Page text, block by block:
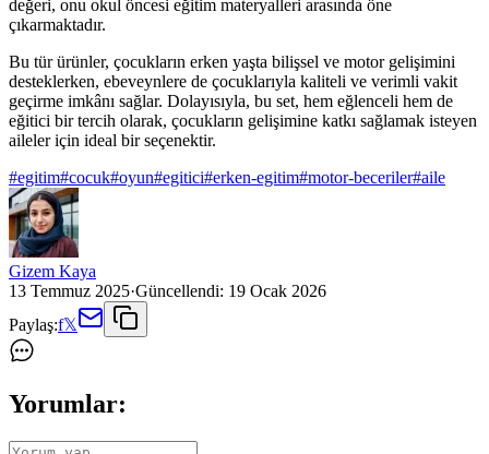
değeri, onu okul öncesi eğitim materyalleri arasında öne
çıkarmaktadır.
Bu tür ürünler, çocukların erken yaşta bilişsel ve motor gelişimini
desteklerken, ebeveynlere de çocuklarıyla kaliteli ve verimli vakit
geçirme imkânı sağlar. Dolayısıyla, bu set, hem eğlenceli hem de
eğitici bir tercih olarak, çocukların gelişimine katkı sağlamak isteyen
aileler için ideal bir seçenektir.
#egitim#cocuk#oyun#egitici#erken-egitim#motor-beceriler#aile
Gizem Kaya
13 Temmuz 2025·Güncellendi: 19 Ocak 2026
Paylaş:f𝕏
Yorumlar: